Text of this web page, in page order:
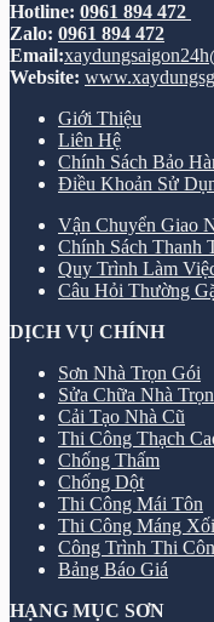
Hotline: 0961 894 472
Zalo: 0961 894 472
Email:
Website:
Giới Thiệu
Liên Hệ
Chính Sách Bảo
Điều Khoản Sử
Vận Chuyển Giao
Chính Sách Thanh
Quy Trình Làm
Câu Hỏi Thường
DỊCH VỤ CHÍNH
Sơn Nhà Trọn Gói
Sửa Chữa Nhà
Cải Tạo Nhà Cũ
Thi Công Thạch
Chống Thấm
Chống Dột
Thi Công Mái Tôn
Thi Công Máng Xối
Công Trình Thi
Bảng Báo Giá
HẠNG MỤC SƠN